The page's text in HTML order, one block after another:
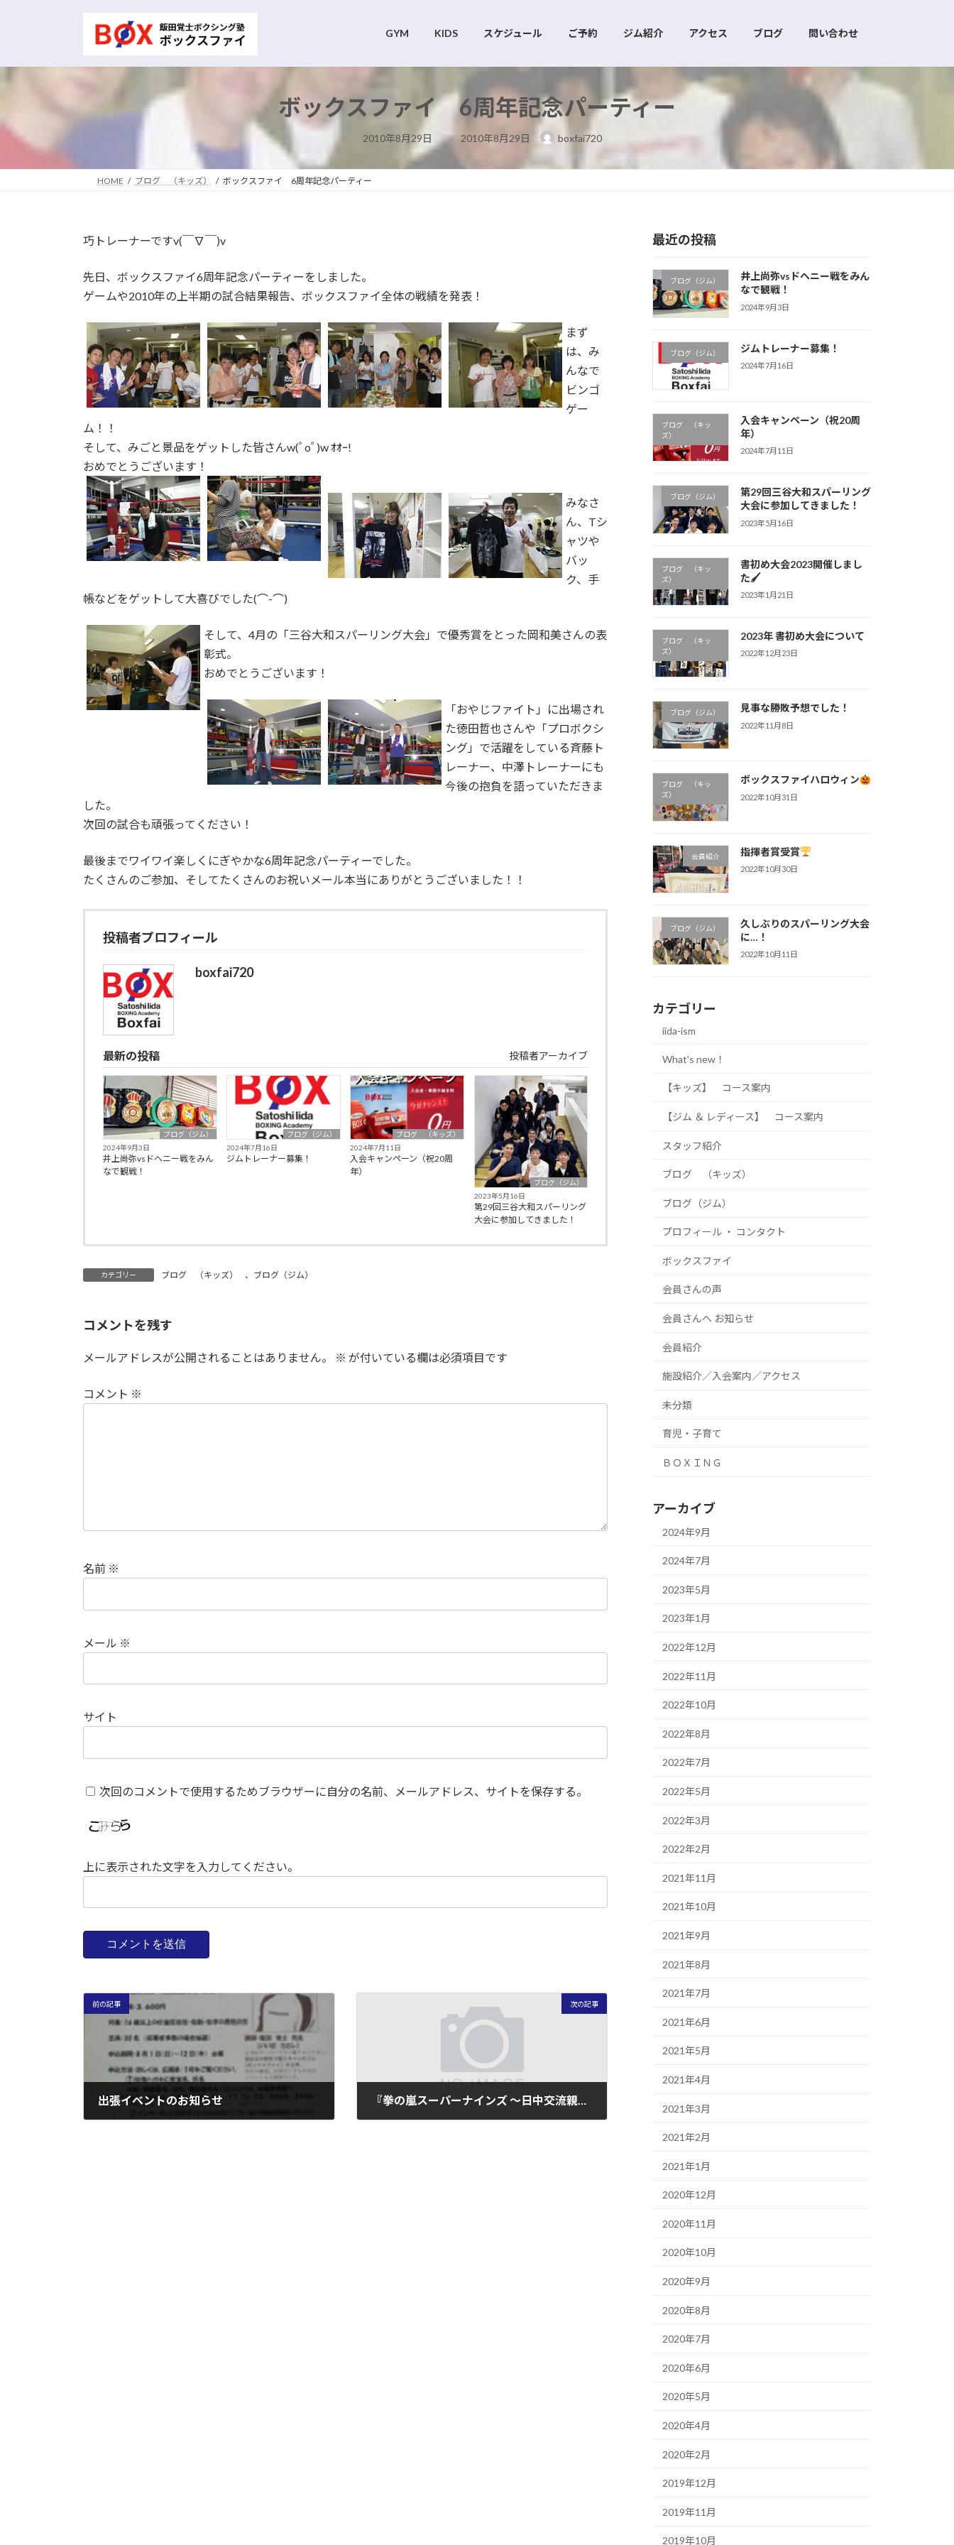
キ
に
GYM KIDS スケジュール ご予約 ジム紹介 アクセス ブログ 問い合わせ
ボックスファイ 6周年記念パーティー
2010年8月29日
最
終
日
2010年8月29日 boxfai720
HOME ブログ （キッズ） ボックスファイ 6周年記念パーティー
巧トレーナーですv(￣∇￣)v
先日、ボックスファイ6周年記念パーティーをしました。
ゲームや2010年の上半期の試合結果報告、ボックスファイ全体の戦績を発表！
まず
は、み
んなで
ビンゴ
ゲー
ム！！
そして、みごと景品をゲットした皆さんw(ﾟoﾟ)w ｵｵｰ!
おめでとうございます！
みなさ
ん、Tシ
ャツや
バッ
ク、手
帳などをゲットして大喜びでした(⌒-⌒)
そして、4月の「三谷大和スパーリング大会」で優秀賞をとった岡和美さんの表
彰式。
おめでとうございます！
「おやじファイト」に出場され
た徳田哲也さんや「プロボクシ
ング」で活躍をしている斉藤ト
レーナー、中澤トレーナーにも
今後の抱負を語っていただきま
した。
次回の試合も頑張ってください！
最後までワイワイ楽しくにぎやかな6周年記念パーティーでした。
たくさんのご参加、そしてたくさんのお祝いメール本当にありがとうございました！！
投稿者プロフィール
boxfai720
最新の投稿 投稿者アーカイブ
ブログ（ジム）
2024年9月3日
井上尚弥vsドヘニー戦をみん
なで観戦！
ブログ（ジム）
2024年7月16日
ジムトレーナー募集！
ブログ （キッズ）
2024年7月11日
入会キャンペーン（祝20周
年）
ブログ（ジム）
2023年5月16日
第29回三谷大和スパーリング
大会に参加してきました！
カテゴリー ブログ （キッズ） 、 ブログ（ジム）
コメントを残す
メールアドレスが公開されることはありません。 ※ が付いている欄は必須項目です
コメント ※
名前 ※
メール ※
サイト
次回のコメントで使用するためブラウザーに自分の名前、メールアドレス、サイトを保存する。
上に表示された文字を入力してください。
前の記事
出張イベントのお知らせ
次の記事
『拳の嵐スーパーナインズ ～日中交流親善試合』 解説
最近の投稿
ブログ（ジム）
井上尚弥vsドヘニー戦をみん
なで観戦！
2024年9月3日
ブログ（ジム） ジムトレーナー募集！
2024年7月16日
ブログ （キッ
ズ）
入会キャンペーン（祝20周
年）
2024年7月11日
ブログ（ジム）
第29回三谷大和スパーリング
大会に参加してきました！
2023年5月16日
ブログ （キッ
ズ）
書初め大会2023開催しまし
た🖌
2023年1月21日
ブログ （キッ
ズ）
2023年 書初め大会について
2022年12月23日
ブログ（ジム） 見事な勝敗予想でした！
2022年11月8日
ブログ （キッ
ズ）
ボックスファイハロウィン
2022年10月31日
会員紹介 指揮者賞受賞
2022年10月30日
ブログ（ジム）
久しぶりのスパーリング大会
に…！
2022年10月11日
カテゴリー
iida-ism
What's new！
【キッズ】 コース案内
【ジム ＆ レディース】 コース案内
スタッフ紹介
ブログ （キッズ）
ブログ（ジム）
プロフィール ・ コンタクト
ボックスファイ
会員さんの声
会員さんへ お知らせ
会員紹介
施設紹介／入会案内／アクセス
未分類
育児・子育て
ＢＯＸＩＮＧ
アーカイブ
2024年9月
2024年7月
2023年5月
2023年1月
2022年12月
2022年11月
2022年10月
2022年8月
2022年7月
2022年5月
2022年3月
2022年2月
2021年11月
2021年10月
2021年9月
2021年8月
2021年7月
2021年6月
2021年5月
2021年4月
2021年3月
2021年2月
2021年1月
2020年12月
2020年11月
2020年10月
2020年9月
2020年8月
2020年7月
2020年6月
2020年5月
2020年4月
2020年2月
2019年12月
2019年11月
2019年10月